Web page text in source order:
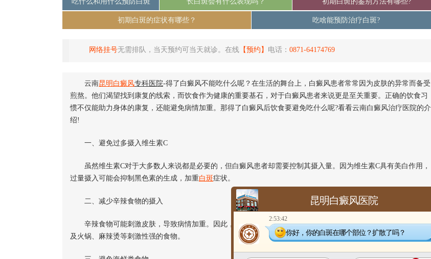
初期白斑的症状有哪些？ 吃啥能预防治疗白斑?
网络挂号无需排队，当天预约可当天就诊。在线 【预约】 电话： 0871-64174769
云南昆明 白癜风专科医院-得了白癜风不能吃什么呢？在生活的舞台上，白癜风患者常常因为皮肤的异常而备受
煎熬。他们渴望找到康复的线索，而饮食作为健康的重要基石，对于白癜风患者来说更是至关重要。正确的饮食习
惯不仅能助力身体的康复，还能避免病情加重。那得了白癜风后饮食要避免吃什么呢?看看云南白癜风治疗医院的介
绍!
一、避免过多摄入维生素C
虽然维生素C对于大多数人来说都是必要的，但白癜风患者却需要控制其摄入量。因为维生素C具有美白作用，
过量摄入可能会抑制黑色素的生成，加重白斑症状。
二、减少辛辣食物的摄入
辛辣食物可能刺激皮肤，导致病情加重。因此，白癜风患者应尽量避免食用辣椒、生姜、大蒜等辛辣食物，以
及火锅、麻辣烫等刺激性强的食物。
昆明白癜风医院
2:53:42
你好，你的白斑在哪个部位？扩散了吗？